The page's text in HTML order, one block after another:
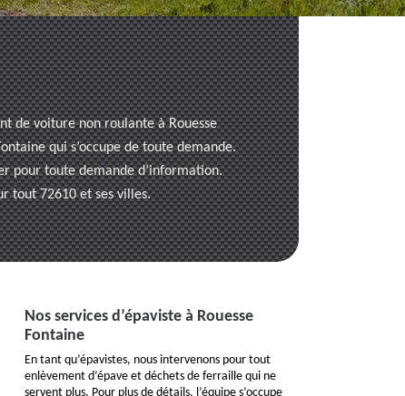
de voiture non roulante à Rouesse
qui s’occupe de toute demande.
pour toute demande d’information.
tout 72610 et ses villes.
Nos services d’épaviste à Rouesse
Fontaine
En tant qu’épavistes, nous intervenons pour tout
enlèvement d’épave et déchets de ferraille qui ne
servent plus. Pour plus de détails, l’équipe s’occupe